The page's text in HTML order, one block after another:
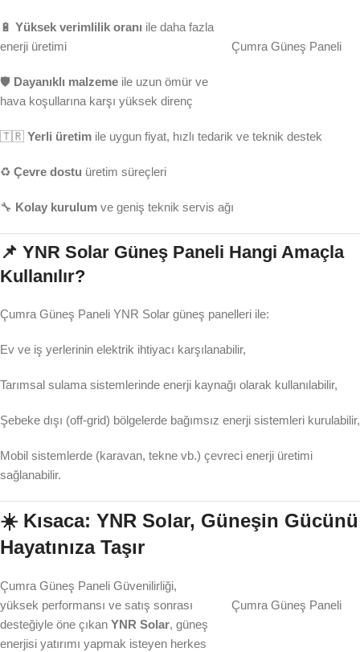
Çumra Güneş Paneli
🔋 Yüksek verimlilik oranı ile daha fazla
enerji üretimi
🛡️ Dayanıklı malzeme ile uzun ömür ve
hava koşullarına karşı yüksek direnç
🇹🇷 Yerli üretim ile uygun fiyat, hızlı tedarik ve teknik destek
♻️ Çevre dostu üretim süreçleri
🔧 Kolay kurulum ve geniş teknik servis ağı
📌 YNR Solar Güneş Paneli Hangi Amaçla
Kullanılır?
Çumra Güneş Paneli YNR Solar güneş panelleri ile:
Ev ve iş yerlerinin elektrik ihtiyacı karşılanabilir,
Tarımsal sulama sistemlerinde enerji kaynağı olarak kullanılabilir,
Şebeke dışı (off-grid) bölgelerde bağımsız enerji sistemleri kurulabilir,
Mobil sistemlerde (karavan, tekne vb.) çevreci enerji üretimi
sağlanabilir.
☀️ Kısaca: YNR Solar, Güneşin Gücünü
Hayatınıza Taşır
Çumra Güneş Paneli
Çumra Güneş Paneli Güvenilirliği,
yüksek performansı ve satış sonrası
desteğiyle öne çıkan YNR Solar, güneş
enerjisi yatırımı yapmak isteyen herkes